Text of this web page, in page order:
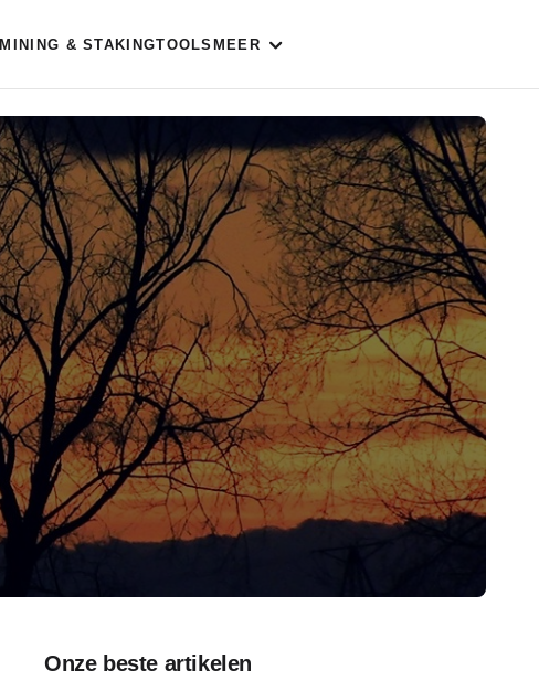
MINING & STAKINGTOOLS MEER
Onze beste artikelen